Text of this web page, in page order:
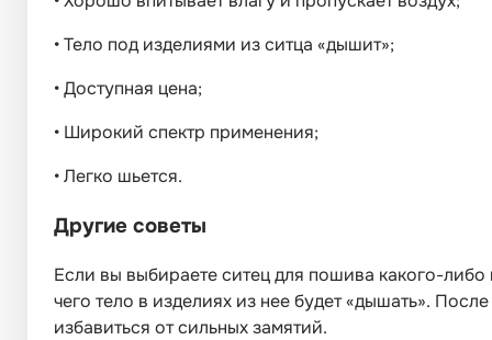
•Тело под изделиями из ситца «дышит»;
•Доступная цена;
• Широкий спектр применения;
•Легко шьется.
Другие советы
Если вы выбираете ситец для пошива какого-либо
чего тело в изделиях из нее будет «дышать».
избавиться от сильных замятий.